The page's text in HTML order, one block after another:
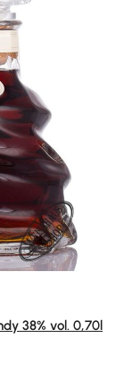
5 Sternen
38% vol. 0,70l